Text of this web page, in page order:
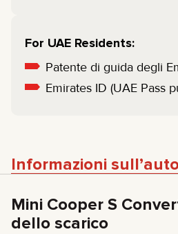
For UAE Residents:
Patente di guida degli
Emirates ID (UAE Pass
Informazioni
Mini Cooper S
dello scarico